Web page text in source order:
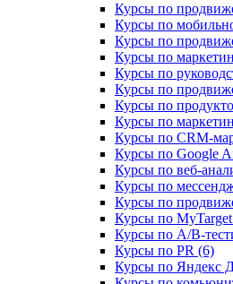
Курсы по
Курсы по
Курсы по
Курсы по
Курсы по
Курсы по
Курсы по
Курсы по
Курсы по CRM-
Курсы по Google
Курсы по веб-
Курсы по
Курсы по
Курсы по
Курсы по A/B-
Курсы по PR (6)
Курсы по Яндекс